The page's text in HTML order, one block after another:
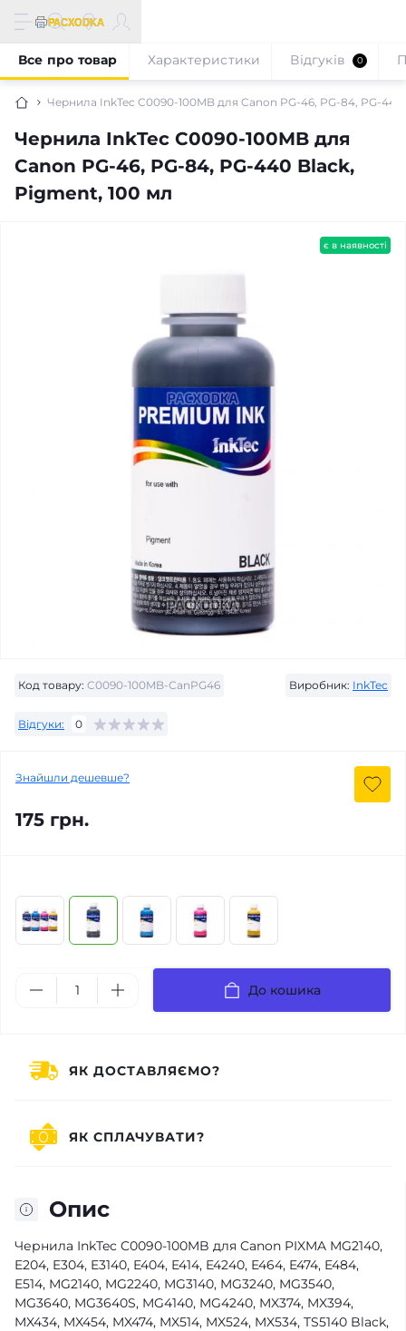
Чернила InkTec C0090-100MB для Canon PG-46, PG-84, PG-
Чернила InkTec C0090-100MB для
Canon PG-46, PG-84, PG-440 Black,
Pigment, 100 мл
Все про товар Характеристики Відгуків 0
є в наявності
Код товару: C0090-100MB-CanPG46 Виробник: InkTec
Відгуки: 0
Знайшли дешевше?
175 грн.
До кошика
Опис
Чернила InkTec C0090-100MB для Canon PIXMA MG2140,
E204, E304, E3140, E404, E414, E4240, E464, E474, E484,
E514, MG2140, MG2240, MG3140, MG3240, MG3540,
MG3640, MG3640S, MG4140, MG4240, MX374, MX394,
MX434, MX454, MX474, MX514, MX524, MX534, TS5140 Black,
ЯК ДОСТАВЛЯЄМО?
ЯК СПЛАЧУВАТИ?